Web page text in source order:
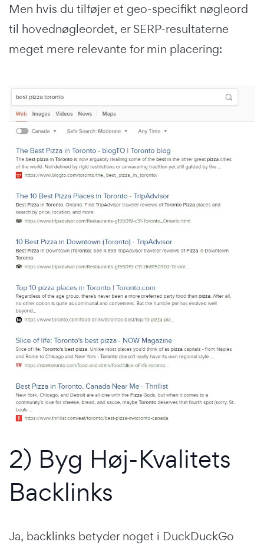
Men hvis du tilføjer et geo-specifikt nøgleord
til hovednøgleordet, er SERP-resultaterne
meget mere relevante for min placering:
2) Byg Høj-Kvalitets
Backlinks
Ja, backlinks betyder noget i DuckDuckGo